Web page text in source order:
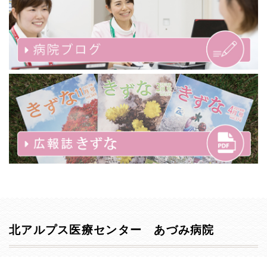
北アルプス医療センター あづみ病院